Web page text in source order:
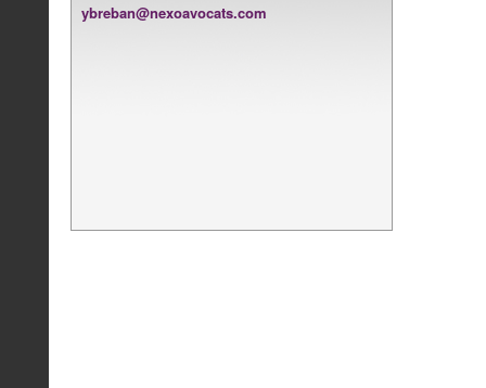
ybreban@nexoavocats.com